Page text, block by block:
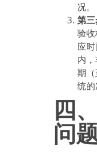
况。
第
验
应
内
期
统的
四
问